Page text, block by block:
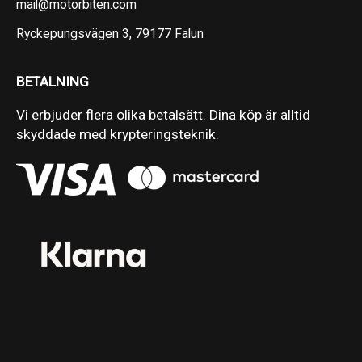
mail@motorbiten.com
Ryckepungsvägen 3, 79177 Falun
BETALNING
Vi erbjuder flera olika betalsätt. Dina köp är alltid
skyddade med krypteringsteknik.